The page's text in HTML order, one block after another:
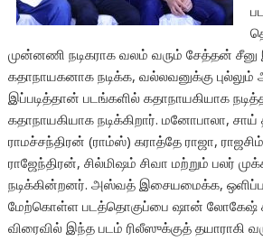
முன்னணி நடிகராக வலம் வரும் சேத்தன் சீனு
கதாநாயகனாக நடிக்க, வல்லவனுக்கு
இப்படித்தான் படங்களில் கதாநாயகியாக
கதாநாயகியாக நடிக்கிறார். மனோபாலா,
ராமச்சந்திரன் (ராம்ஸ்) கராத்தே ராஜா,
ராஜேந்திரன், சில்மிஷம் சிவா மற்றும் பலர்
நடிக்கின்றனர். அஸ்வத் இசையமைக்க,
மேற்கொள்ள படத்தொகுப்பை ஷான் லோகேஷ்
விரைவில் இந்த படம் ரிலீஸுக்குத் தயாராகி